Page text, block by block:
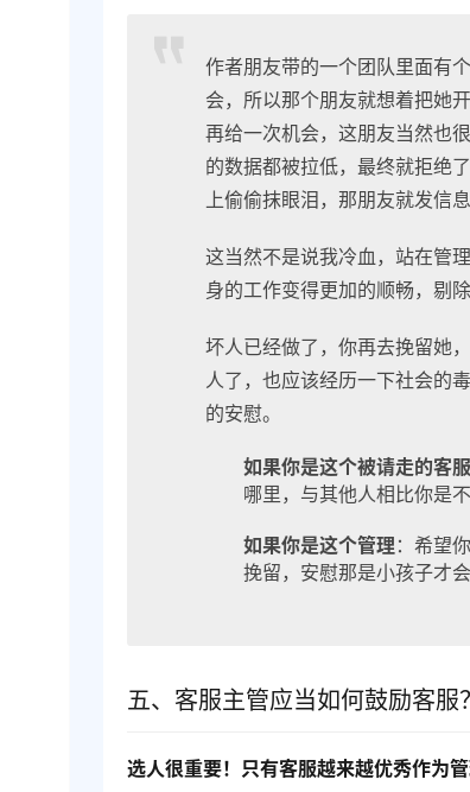
作者朋友带的一个团队里面有
会，所以那个朋友就想着把她
再给一次机会，这朋友当然也
的数据都被拉低，最终就拒绝
上偷偷抹眼泪，那朋友就发信
这当然不是说我冷血，站在管
身的工作变得更加的顺畅，剔
坏人已经做了，你再去挽留她
人了，也应该经历一下社会的
的安慰。
如果你是这个被请走的客
哪里，与其他人相比你是
如果你是这个管理 ：希望
挽留，安慰那是小孩子才
五、客服主管应当如何鼓励客服？
选人很重要！只有客服越来越优秀作为管